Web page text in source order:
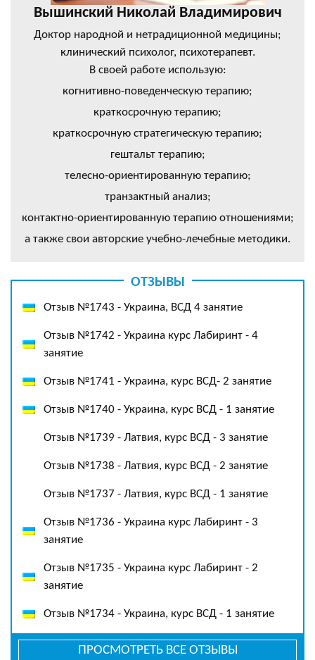
Вышинский Николай Владимирович
Доктор народной и нетрадиционной медицины;
клинический психолог, психотерапевт.
В своей работе использую:
когнитивно-поведенческую терапию;
краткосрочную терапию;
краткосрочную стратегическую терапию;
гештальт терапию;
телесно-ориентированную терапию;
транзактный анализ;
контактно-ориентированную терапию отношениями;
а также свои авторские учебно-лечебные методики.
ОТЗЫВЫ
Отзыв №1743 - Украина, ВСД 4 занятие
Отзыв №1742 - Украина курс Лабиринт - 4
занятие
Отзыв №1741 - Украина, курс ВСД- 2 занятие
Отзыв №1740 - Украина, курс ВСД - 1 занятие
Отзыв №1739 - Латвия, курс ВСД - 3 занятие
Отзыв №1738 - Латвия, курс ВСД - 2 занятие
Отзыв №1737 - Латвия, курс ВСД - 1 занятие
Отзыв №1736 - Украина курс Лабиринт - 3
занятие
Отзыв №1735 - Украина курс Лабиринт - 2
занятие
Отзыв №1734 - Украина, курс ВСД - 1 занятие
ПРОСМОТРЕТЬ ВСЕ ОТЗЫВЫ